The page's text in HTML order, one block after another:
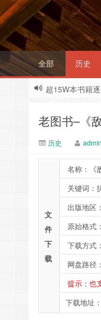
全部 历史
超15W本书籍
老图书–《
历史 admin
文
件
下
载
名称：《
关键词：
出版地区
原始格式
下载方式
网盘路径
提示：也
下载地址：